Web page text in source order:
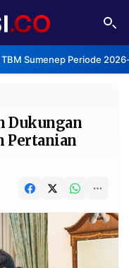
Sumenep Periode
Dukungan
Pertanian